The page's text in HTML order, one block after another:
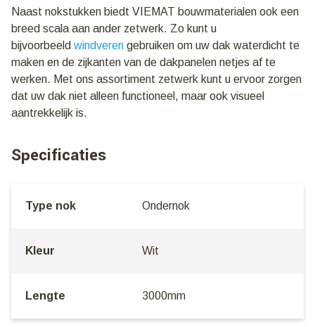
Naast nokstukken biedt VIEMAT bouwmaterialen ook een
breed scala aan ander zetwerk. Zo kunt u
bijvoorbeeld windveren gebruiken om uw dak waterdicht te
maken en de zijkanten van de dakpanelen netjes af te
werken. Met ons assortiment zetwerk kunt u ervoor zorgen
dat uw dak niet alleen functioneel, maar ook visueel
aantrekkelijk is.
Specificaties
Type nok Ondernok
Kleur Wit
Lengte 3000mm